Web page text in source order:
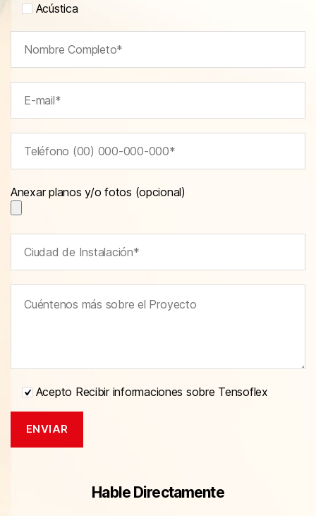
Acústica
Anexar planos y/o fotos (opcional)
Acepto Recibir informaciones sobre Tensoflex
Hable Directamente